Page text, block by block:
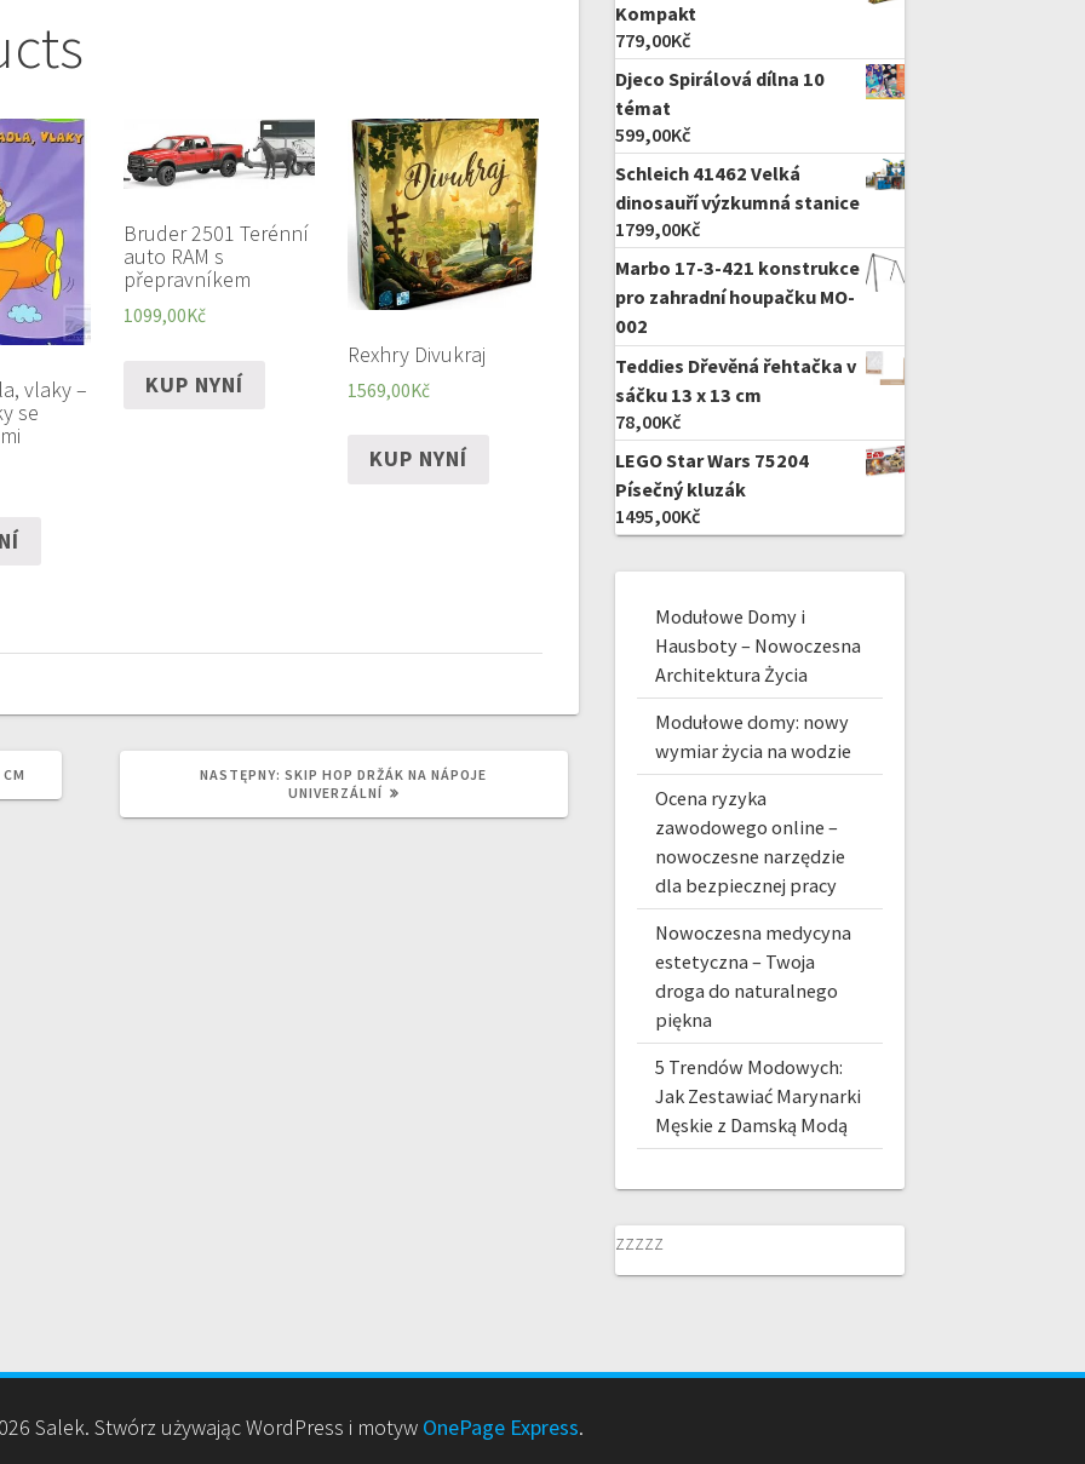
vlaky –
se
Bruder 2501 Terénní
auto RAM s
přepravníkem
1099,00Kč
KUP NYNÍ
Rexhry Divukraj
1569,00Kč
KUP NYNÍ
NASTĘPNY: NASTĘPNY
WPIS:
SKIP HOP DRŽÁK NA NÁPOJE
UNIVERZÁLNÍ
Kompakt
779,00Kč
Djeco Spirálová dílna 10
témat
599,00Kč
Schleich 41462 Velká
dinosauří výzkumná stanice
1799,00Kč
Marbo 17-3-421 konstrukce
pro zahradní houpačku MO-
002
Teddies Dřevěná řehtačka v
sáčku 13 x 13 cm
78,00Kč
LEGO Star Wars 75204
Písečný kluzák
1495,00Kč
Modułowe Domy i
Hausboty – Nowoczesna
Architektura Życia
Modułowe domy: nowy
wymiar życia na wodzie
Ocena ryzyka
zawodowego online –
nowoczesne narzędzie
dla bezpiecznej pracy
Nowoczesna medycyna
estetyczna – Twoja
droga do naturalnego
piękna
5 Trendów Modowych:
Jak Zestawiać Marynarki
Męskie z Damską Modą
zzzzz
Salek. Stwórz używając WordPress i motyw OnePage Express.